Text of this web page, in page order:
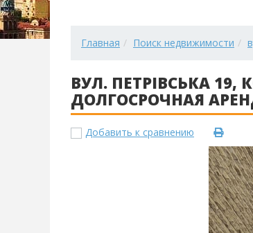
Главная Поиск недвижимости
ВУЛ. ПЕТРІВСЬКА
ДОЛГОСРОЧНАЯ
Добавить к сравнению